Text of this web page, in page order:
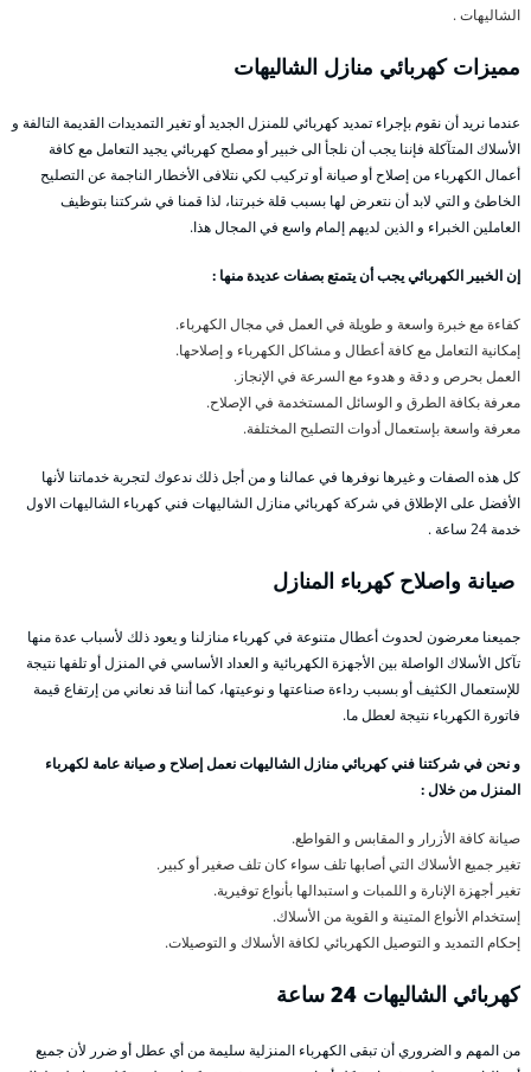
الشاليهات .
مميزات كهربائي منازل الشاليهات
عندما نريد أن نقوم بإجراء تمديد كهربائي للمنزل الجديد أو تغير التمديدات القديمة التالفة و
الأسلاك المتآكلة فإننا يجب أن نلجأ الى خبير أو مصلح كهربائي يجيد التعامل مع كافة
أعمال الكهرباء من إصلاح أو صيانة أو تركيب لكي نتلافى الأخطار الناجمة عن التصليح
الخاطئ و التي لابد أن نتعرض لها بسبب قلة خبرتنا، لذا قمنا في شركتنا بتوظيف
العاملين الخبراء و الذين لديهم إلمام واسع في المجال هذا.
إن الخبير الكهربائي يجب أن يتمتع بصفات عديدة منها :
كفاءة مع خبرة واسعة و طويلة في العمل في مجال الكهرباء.
إمكانية التعامل مع كافة أعطال و مشاكل الكهرباء و إصلاحها.
العمل بحرص و دقة و هدوء مع السرعة في الإنجاز.
معرفة بكافة الطرق و الوسائل المستخدمة في الإصلاح.
معرفة واسعة بإستعمال أدوات التصليح المختلفة.
كل هذه الصفات و غيرها نوفرها في عمالنا و من أجل ذلك ندعوك لتجربة خدماتنا لأنها
الأفضل على الإطلاق في شركة كهربائي منازل الشاليهات فني كهرباء الشاليهات الاول
خدمة 24 ساعة .
صيانة واصلاح كهرباء المنازل
جميعنا معرضون لحدوث أعطال متنوعة في كهرباء منازلنا و يعود ذلك لأسباب عدة منها
تآكل الأسلاك الواصلة بين الأجهزة الكهربائية و العداد الأساسي في المنزل أو تلفها نتيجة
للإستعمال الكثيف أو بسبب رداءة صناعتها و نوعيتها، كما أننا قد نعاني من إرتفاع قيمة
فاتورة الكهرباء نتيجة لعطل ما.
و نحن في شركتنا فني كهربائي منازل الشاليهات نعمل إصلاح و صيانة عامة لكهرباء
المنزل من خلال :
صيانة كافة الأزرار و المقابس و القواطع.
تغير جميع الأسلاك التي أصابها تلف سواء كان تلف صغير أو كبير.
تغير أجهزة الإنارة و اللمبات و استبدالها بأنواع توفيرية.
إستخدام الأنواع المتينة و القوية من الأسلاك.
إحكام التمديد و التوصيل الكهربائي لكافة الأسلاك و التوصيلات.
كهربائي الشاليهات 24 ساعة
من المهم و الضروري أن تبقى الكهرباء المنزلية سليمة من أي عطل أو ضرر لأن جميع